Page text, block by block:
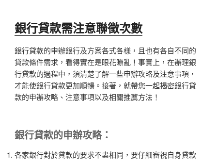
銀行貸款需注意聯徵次數
銀行貸款的申辦銀行及方案各式各樣，且也有各自不同的
貸款條件需求，看得實在是眼花瞭亂！事實上，在辦理銀
行貸款的過程中，須清楚了解一些申辦攻略及注意事項，
才能使銀行貸款更加順暢。接著，就帶您一起揭密銀行貸
款的申辦攻略、注意事項以及相關推薦方法！
銀行貸款的申辦攻略：
各家銀行對於貸款的要求不盡相同，要仔細審視自身貸款